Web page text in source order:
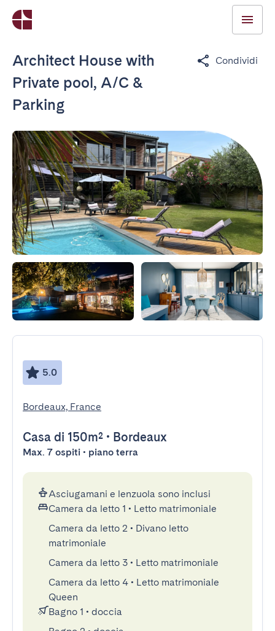
Architect House with
Private pool, A/C &
Parking
Condividi
5.0
Bordeaux, France
Casa di 150m² • Bordeaux
Max. 7 ospiti • piano terra
Asciugamani e lenzuola sono inclusi
Camera da letto 1 • Letto matrimoniale
Camera da letto 2 • Divano letto
matrimoniale
Camera da letto 3 • Letto matrimoniale
Camera da letto 4 • Letto matrimoniale
Queen
Bagno 1 • doccia